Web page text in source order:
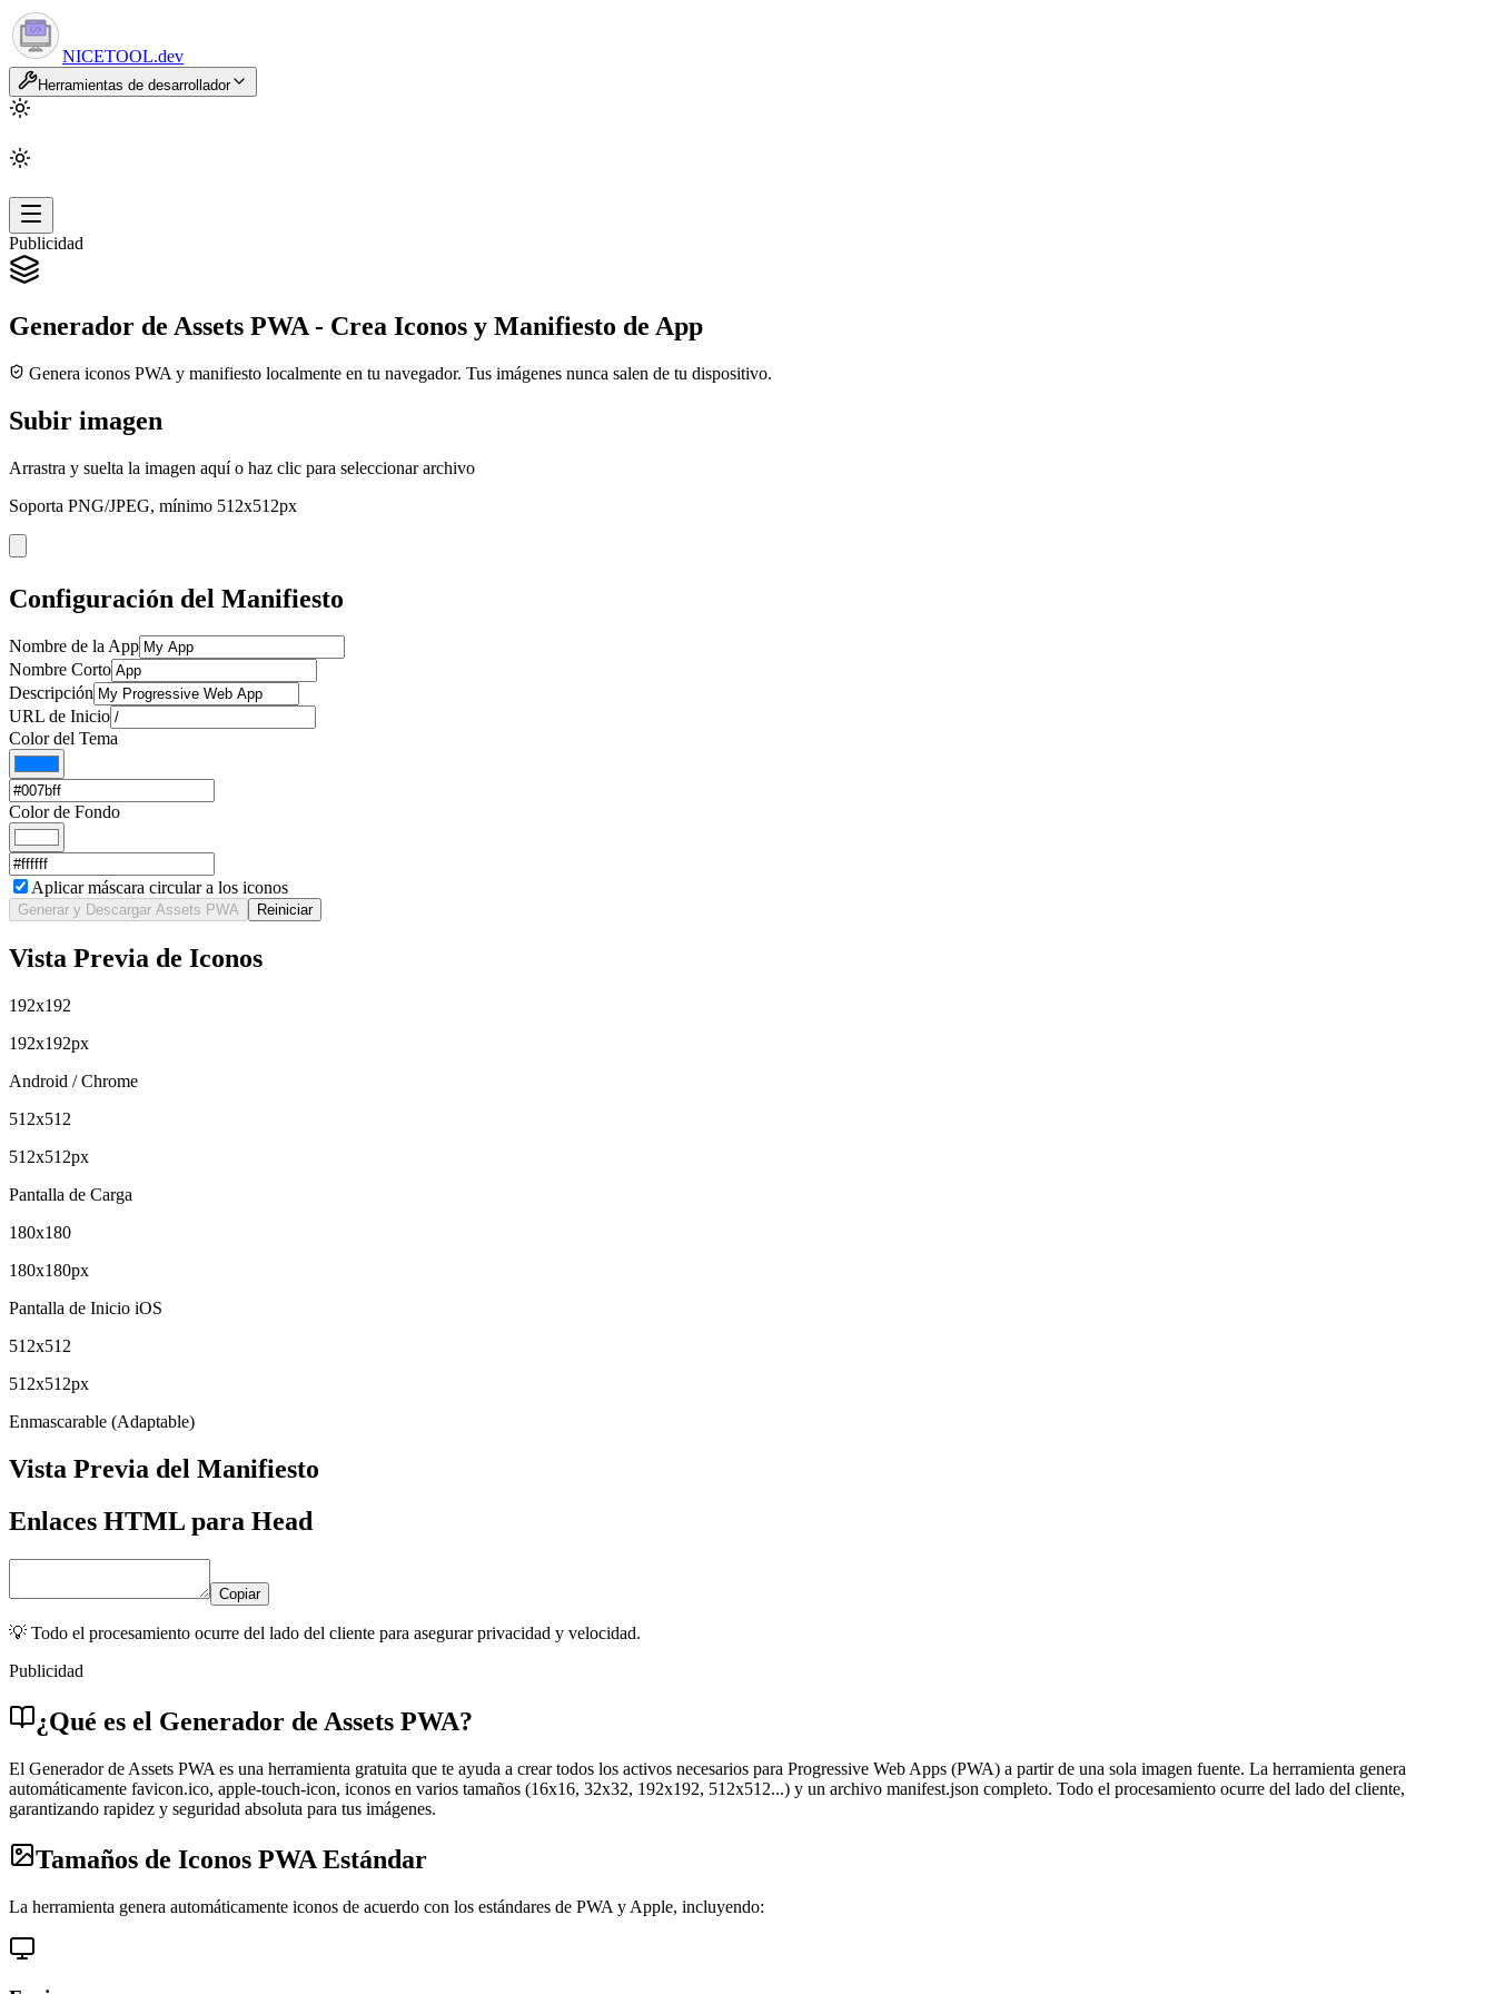
NICETOOL.dev
Herramientas de desarrollador
Publicidad
Generador de Assets PWA - Crea Iconos y Manifiesto de App
Genera iconos PWA y manifiesto localmente en tu navegador. Tus imágenes nunca salen de tu dispositivo.
Subir imagen
Arrastra y suelta la imagen aquí o haz clic para seleccionar archivo
Soporta PNG/JPEG, mínimo 512x512px
Configuración del Manifiesto
Nombre de la App
Nombre Corto
Descripción
URL de Inicio
Color del Tema
Color de Fondo
Aplicar máscara circular a los iconos
Generar y Descargar Assets PWA Reiniciar
Vista Previa de Iconos
192x192
192x192px
Android / Chrome
512x512
512x512px
Pantalla de Carga
180x180
180x180px
Pantalla de Inicio iOS
512x512
512x512px
Enmascarable (Adaptable)
Vista Previa del Manifiesto
Enlaces HTML para Head
Copiar
💡 Todo el procesamiento ocurre del lado del cliente para asegurar privacidad y velocidad.
Publicidad
¿Qué es el Generador de Assets PWA?
El Generador de Assets PWA es una herramienta gratuita que te ayuda a crear todos los activos necesarios para Progressive Web Apps (PWA) a partir de una sola imagen fuente. La herramienta genera
automáticamente favicon.ico, apple-touch-icon, iconos en varios tamaños (16x16, 32x32, 192x192, 512x512...) y un archivo manifest.json completo. Todo el procesamiento ocurre del lado del cliente,
garantizando rapidez y seguridad absoluta para tus imágenes.
Tamaños de Iconos PWA Estándar
La herramienta genera automáticamente iconos de acuerdo con los estándares de PWA y Apple, incluyendo: